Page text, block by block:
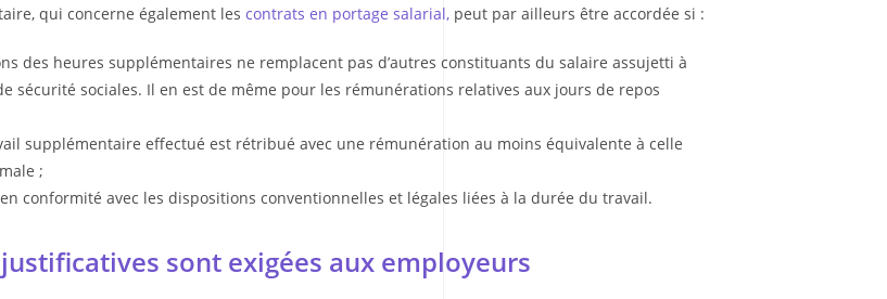
qui concerne également lescontrats en portage salarial, peut par ailleurs être accordée si :
des heures supplémentaires ne remplacent pas d’autres constituants du salaire assujetti à
sécurité sociales. Il en est de même pour les rémunérations relatives aux jours de repos
supplémentaire effectué est rétribué avec une rémunération au moins équivalente à celle
;
en conformité avec les dispositions conventionnelles et légales liées à la durée du travail.
sont exigées aux employeurs